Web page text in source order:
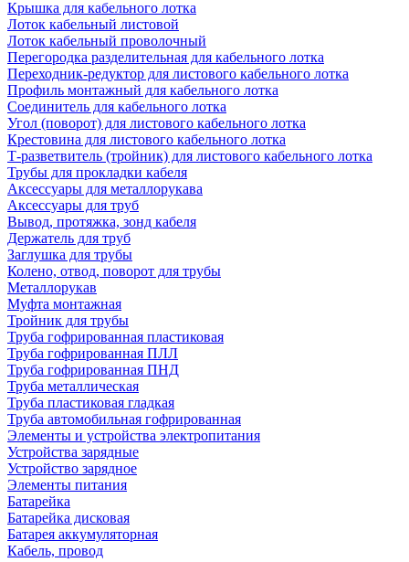
Крышка для кабельного лотка
Лоток кабельный листовой
Лоток кабельный проволочный
Перегородка разделительная для кабельного лотка
Переходник-редуктор для листового кабельного лотка
Профиль монтажный для кабельного лотка
Соединитель для кабельного лотка
Угол (поворот) для листового кабельного лотка
Крестовина для листового кабельного лотка
Т-разветвитель (тройник) для листового кабельного лотка
Трубы для прокладки кабеля
Аксессуары для металлорукава
Аксессуары для труб
Вывод, протяжка, зонд кабеля
Держатель для труб
Заглушка для трубы
Колено, отвод, поворот для трубы
Металлорукав
Муфта монтажная
Тройник для трубы
Труба гофрированная пластиковая
Труба гофрированная ПЛЛ
Труба гофрированная ПНД
Труба металлическая
Труба пластиковая гладкая
Труба автомобильная гофрированная
Элементы и устройства электропитания
Устройства зарядные
Устройство зарядное
Элементы питания
Батарейка
Батарейка дисковая
Батарея аккумуляторная
Кабель, провод